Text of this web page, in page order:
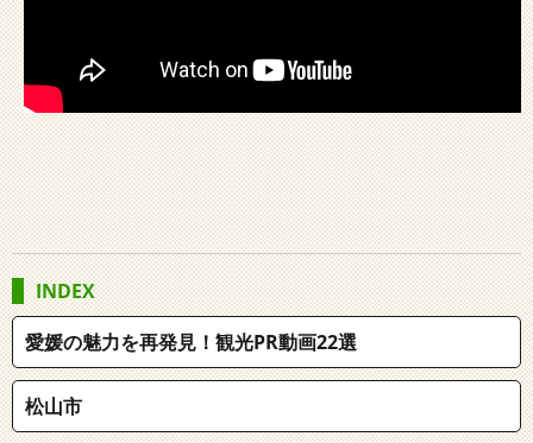
INDEX
愛媛の魅力を再発見！観光PR動画22選
松山市